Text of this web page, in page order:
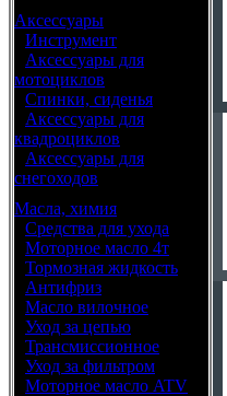
Аксессуары
Инструмент
Аксессуары для
мотоциклов
Спинки, сиденья
Аксессуары для
квадроциклов
Аксессуары для
снегоходов
Масла, химия
Средства для ухода
Моторное масло 4т
Тормозная жидкость
Антифриз
Масло вилочное
Уход за цепью
Трансмиссионное
Уход за фильтром
Моторное масло ATV